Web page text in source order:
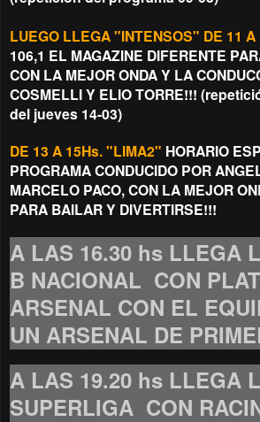
LUEGO LLEGA "INTENSOS" DE 11
106,1 EL MAGAZINE DIFERENTE
CON LA MEJOR ONDA Y LA
COSMELLI Y ELIO TORRE!!!
del jueves 14-03)
DE 13 A 15Hs. "LIMA2" HORARIO
PROGRAMA CONDUCIDO POR
MARCELO PACO, CON LA MEJOR
PARA BAILAR Y DIVERTIRSE!!!
A LAS 16.30 hs LLEGA
B NACIONAL CON
ARSENAL CON EL
UN ARSENAL DE
A LAS 19.20 hs LLEGA
SUPERLIGA CON